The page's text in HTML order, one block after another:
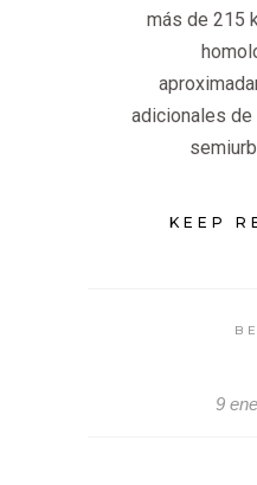
más de 215
adicionales
KEEP
9